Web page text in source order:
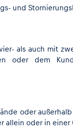
und
als auch mit
dem
oder
allein oder in